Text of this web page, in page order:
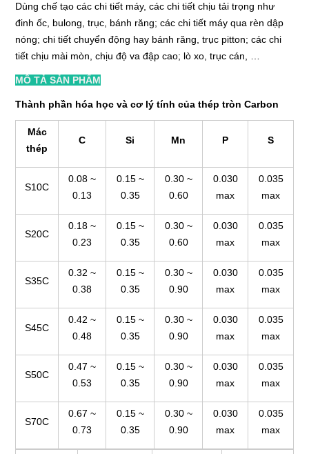
Dùng chế tạo các chi tiết máy, các chi tiết chịu tải trọng như
đinh ốc, bulong, trục, bánh răng; các chi tiết máy qua rèn dập
nóng; chi tiết chuyển động hay bánh răng, trục pitton; các chi
tiết chịu mài mòn, chịu độ va đập cao; lò xo, trục cán, …
MÔ TẢ SẢN PHẨM
Thành phần hóa học và cơ lý tính của thép tròn Carbon
Mác
thép
C Si Mn P S
S10C
0.08 ~
0.13
0.15 ~
0.35
0.30 ~
0.60
0.030
max
0.035
max
S20C
0.18 ~
0.23
0.15 ~
0.35
0.30 ~
0.60
0.030
max
0.035
max
S35C
0.32 ~
0.38
0.15 ~
0.35
0.30 ~
0.90
0.030
max
0.035
max
S45C
0.42 ~
0.48
0.15 ~
0.35
0.30 ~
0.90
0.030
max
0.035
max
S50C
0.47 ~
0.53
0.15 ~
0.35
0.30 ~
0.90
0.030
max
0.035
max
S70C
0.67 ~
0.73
0.15 ~
0.35
0.30 ~
0.90
0.030
max
0.035
max
Mail